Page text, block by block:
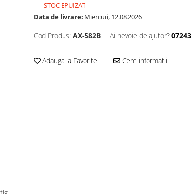
STOC EPUIZAT
Data de livrare: Miercuri, 12.08.2026
Cod Produs: AX-582B Ai nevoie de ajutor?
Adauga la Favorite Cere informatii